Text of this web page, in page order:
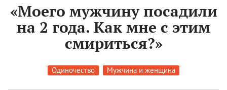
«Моего мужчину посадили
на 2 года. Как мне с этим
смириться?»
Одиночество Мужчина и женщина